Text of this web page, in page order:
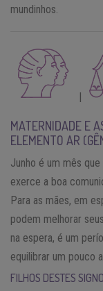
mundinhos.
MATERNIDADE E
ELEMENTO AR
Junho é um mês
exerce a boa
Para as mães, em
podem melhorar
na espera, é um
equilibrar um pouco
FILHOS DESTES